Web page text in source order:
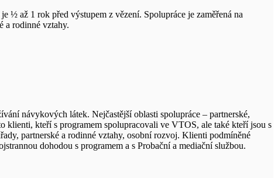
½ až 1 rok před výstupem z vězení. Spolupráce je zaměřená na
a rodinné vztahy.
návykových látek. Nejčastější oblasti spolupráce – partnerské,
kteří s programem spolupracovali ve VTOS, ale také kteří jsou s
partnerské a rodinné vztahy, osobní rozvoj. Klienti podmíněné
dohodou s programem a s Probační a mediační službou.